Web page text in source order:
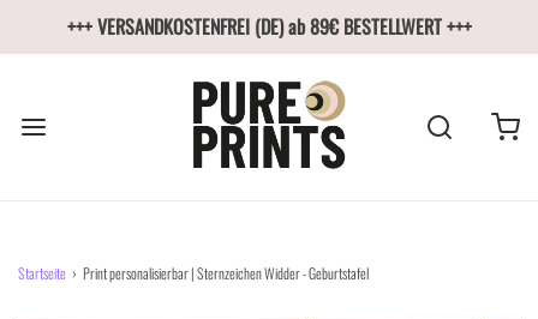
+++ VERSANDKOSTENFREI (DE) ab 89€ BESTELLWERT +++
Startseite › Print personalisierbar | Sternzeichen Widder - Geburtstafel